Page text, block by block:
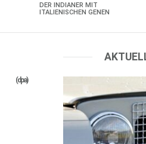
DER INDIANER MIT
ITALIENISCHEN GENEN
(dpa)